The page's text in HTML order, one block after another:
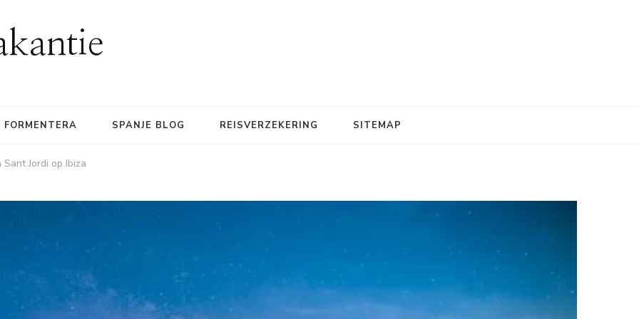
FORMENTERA SPANJE BLOG REISVERZEKERING SITEMAP
Jordi op Ibiza